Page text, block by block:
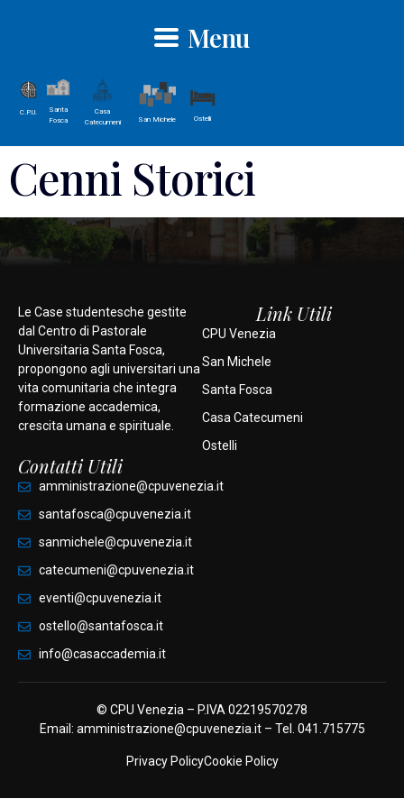
Menu
C.P.U.
Santa
Fosca
Casa
Catecumeni
San Michele Ostelli
Cenni Storici
Le Case studentesche gestite
dal Centro di Pastorale
Universitaria Santa Fosca,
propongono agli universitari una
vita comunitaria che integra
formazione accademica,
crescita umana e spirituale.
Link Utili
CPU Venezia
San Michele
Santa Fosca
Casa Catecumeni
Ostelli
Contatti Utili
amministrazione@cpuvenezia.it
santafosca@cpuvenezia.it
sanmichele@cpuvenezia.it
catecumeni@cpuvenezia.it
eventi@cpuvenezia.it
ostello@santafosca.it
info@casaccademia.it
© CPU Venezia – P.IVA 02219570278
Email: amministrazione@cpuvenezia .it – Tel. 041.715775
Privacy PolicyCookie Policy